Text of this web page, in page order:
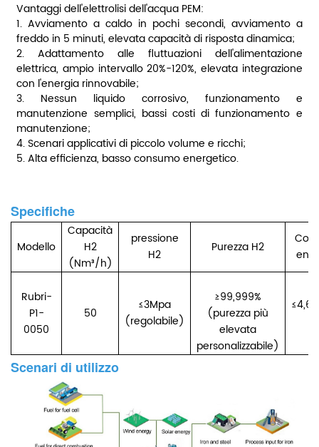
Vantaggi dell'elettrolisi dell'acqua PEM:
1. Avviamento a caldo in pochi secondi, avviamento a
freddo in 5 minuti, elevata capacità di risposta dinamica;
2. Adattamento alle fluttuazioni dell'alimentazione
elettrica, ampio intervallo 20%-120%, elevata integrazione
con l'energia rinnovabile;
3. Nessun liquido corrosivo, funzionamento e
manutenzione semplici, bassi costi di funzionamento e
manutenzione;
4. Scenari applicativi di piccolo volume e ricchi;
5. Alta efficienza, basso consumo energetico.
Specifiche
Modello
Capacità
H2
(Nm³/h)
pressione
H2
Purezza H2
Rubri-
P1-
0050
50
≤3Mpa
(regolabile)
≥99,999%
(purezza più
elevata
personalizzabile)
Scenari di utilizzo